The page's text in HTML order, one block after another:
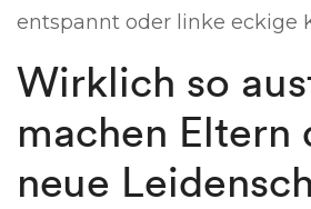
entspannt oder linke eckige
Wirklich so
machen Eltern
neue